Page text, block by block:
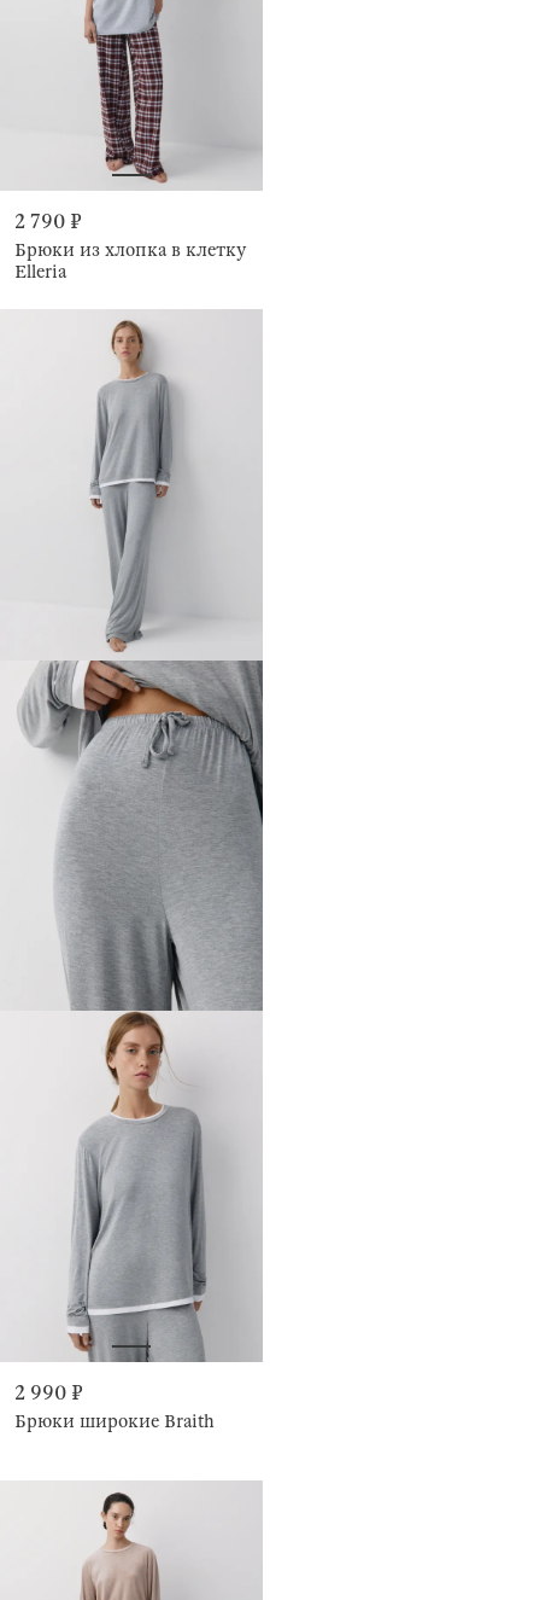
2 790 ₽
Брюки из хлопка в клетку
Elleria
2 990 ₽
Брюки широкие Braith